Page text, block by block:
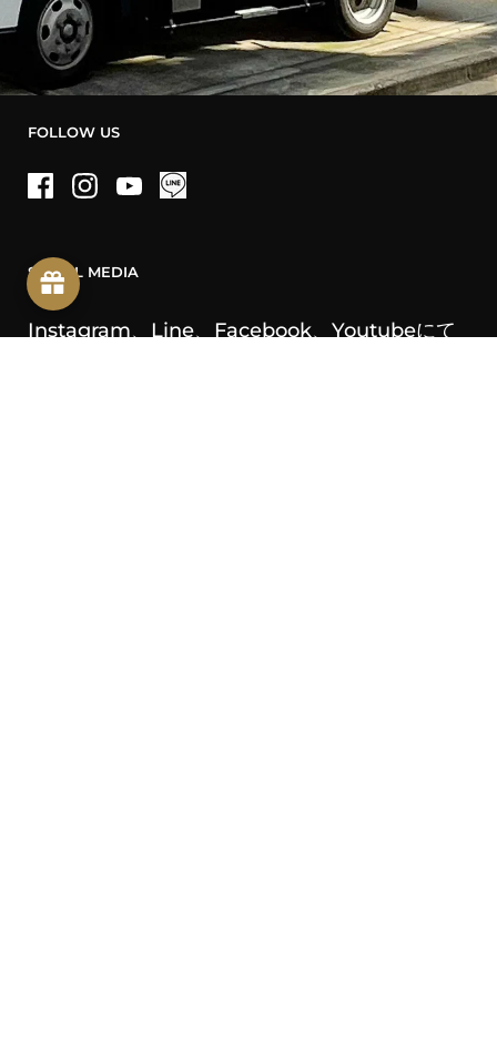
FOLLOW US
Facebook
Instagram
YouTube
SOCIAL MEDIA
Instagram、Line、Facebook、Youtubeにて